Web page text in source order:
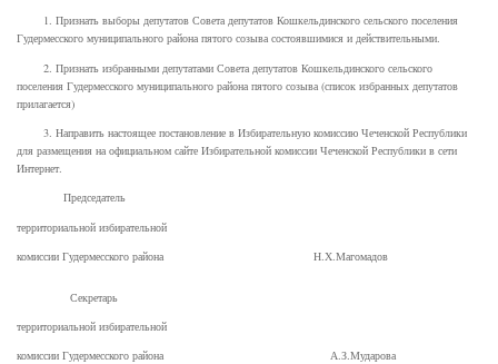
1. Признать выборы депутатов Совета депутатов Кошкельдинского сельского поселения
Гудермесского муниципального района пятого созыва состоявшимися и действительными.
2. Признать избранными депутатами Совета депутатов Кошкельдинского сельского
поселения Гудермесского муниципального района пятого созыва (список избранных депутатов
прилагается)
3. Направить настоящее постановление в Избирательную комиссию Чеченской Республики
для размещения на официальном сайте Избирательной комиссии Чеченской Республики в сети
Интернет.
Председатель
территориальной избирательной
комиссии Гудермесского района
Н.Х.Магомадов
Секретарь
территориальной избирательной
комиссии Гудермесского района А.З.Мударова